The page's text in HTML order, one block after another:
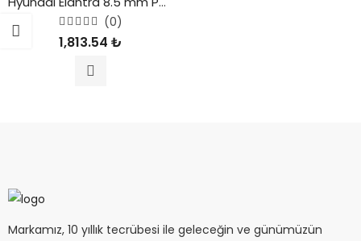
5
üzerinden
(0)
1,813.54 ₺
Markamız, 10 yıllık tecrübesi ile geleceğin ve günümüzün